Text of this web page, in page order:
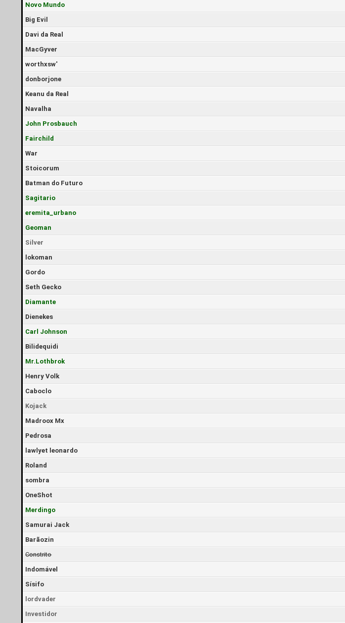
Novo Mundo
Big Evil
Davi da Real
MacGyver
worthxsw'
donborjone
Keanu da Real
Navalha
John Prosbauch
Fairchild
War
Stoicorum
Batman do Futuro
Sagitario
eremita_urbano
Geoman
Silver
lokoman
Gordo
Seth Gecko
Diamante
Dienekes
Carl Johnson
Bilidequidi
Mr.Lothbrok
Henry Volk
Caboclo
Kojack
Madroox Mx
Pedrosa
lawlyet leonardo
Roland
sombra
OneShot
Merdingo
Samurai Jack
Barãozin
Constrito
Indomável
Sísifo
lordvader
Investidor